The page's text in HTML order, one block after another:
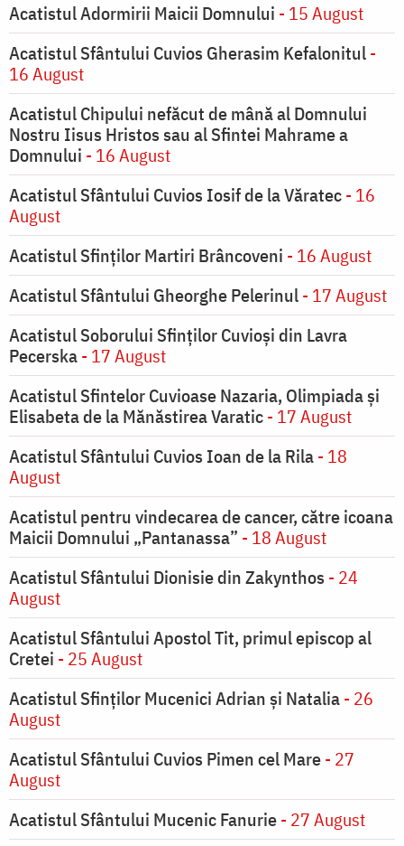
Acatistul Adormirii Maicii Domnului - 15 August
Acatistul Sfântului Cuvios Gherasim Kefalonitul-
16 August
Acatistul Chipului nefăcut de mână al Domnului
Nostru Iisus Hristos sau al Sfintei Mahrame a
Domnului - 16 August
Acatistul Sfântului Cuvios Iosif de la Văratec- 16
August
Acatistul Sfinților Martiri Brâncoveni - 16 August
Acatistul Sfântului Gheorghe Pelerinul- 17 August
Acatistul Soborului Sfinților Cuvioși din Lavra
Pecerska- 17 August
Acatistul Sfintelor Cuvioase Nazaria, Olimpiada și
Elisabeta de la Mănăstirea Varatic- 17 August
Acatistul Sfântului Cuvios Ioan de la Rila- 18
August
Acatistul pentru vindecarea de cancer, către icoana
Maicii Domnului „Pantanassa” - 18 August
Acatistul Sfântului Dionisie din Zakynthos - 24
August
Acatistul Sfântului Apostol Tit, primul episcop al
Cretei - 25 August
Acatistul Sfinților Mucenici Adrian și Natalia- 26
August
Acatistul Sfântului Cuvios Pimen cel Mare- 27
August
Acatistul Sfântului Mucenic Fanurie- 27 August